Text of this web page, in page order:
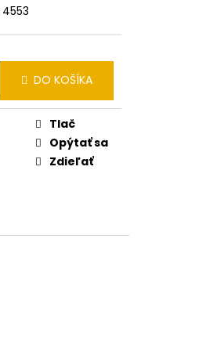
4553
DO KOŠÍKA
Tlač
Opýtať sa
Zdieľať